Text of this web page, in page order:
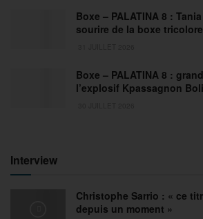
Boxe – PALATINA 8 :
sourire de la boxe tricolore
Boxe – PALATINA 8 :
l’explosif Kpassagnon Boli
Interview
Christophe Sarrio : « ce
depuis un moment »